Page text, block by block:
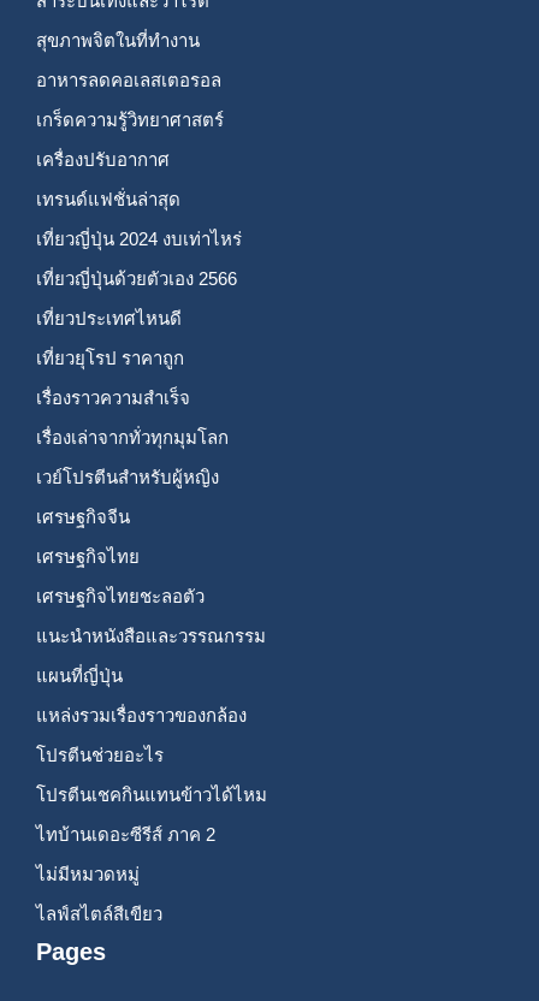
สุขภาพจิตในที่ทำงาน
อาหารลดคอเลสเตอรอล
เกร็ดความรู้วิทยาศาสตร์
เครื่องปรับอากาศ
เทรนด์แฟชั่นล่าสุด
เที่ยวญี่ปุ่น 2024 งบเท่าไหร่
เที่ยวญี่ปุ่นด้วยตัวเอง 2566
เที่ยวประเทศไหนดี
เที่ยวยุโรป ราคาถูก
เรื่องราวความสำเร็จ
เรื่องเล่าจากทั่วทุกมุมโลก
เวย์โปรตีนสำหรับผู้หญิง
เศรษฐกิจจีน
เศรษฐกิจไทย
เศรษฐกิจไทยชะลอตัว
แนะนำหนังสือและวรรณกรรม
แผนที่ญี่ปุ่น
แหล่งรวมเรื่องราวของกล้อง
โปรตีนช่วยอะไร
โปรตีนเชคกินแทนข้าวได้ไหม
ไทบ้านเดอะซีรีส์ ภาค 2
ไม่มีหมวดหมู่
ไลฟ์สไตล์สีเขียว
Pages